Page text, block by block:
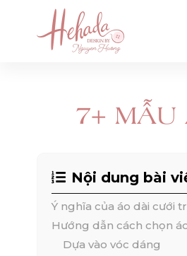
7+ MẪU
Nội dung bài
Ý nghĩa của áo dài cưới
Hướng dẫn cách chọn
Dựa vào vóc dáng